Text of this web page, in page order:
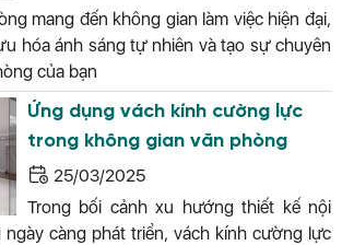
mang đến không gian làm việc hiện đại,
hóa ánh sáng tự nhiên và tạo sự chuyên
của bạn
Ứng dụng vách kính cường lực
trong không gian văn phòng
25/03/2025
Trong bối cảnh xu hướng thiết kế nội
ngày càng phát triển, vách kính cường lực